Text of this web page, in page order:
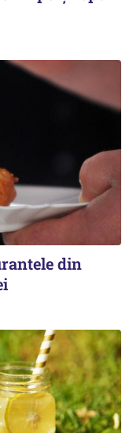
din